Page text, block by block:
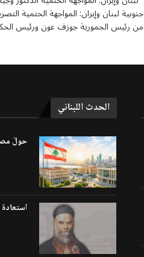
جنوبية لبنان وإيران: المواجهة الحتمية
من رئيس الجمورية جوزف عون ورئيس
الحدث اللبناني
حولَ
استعادة